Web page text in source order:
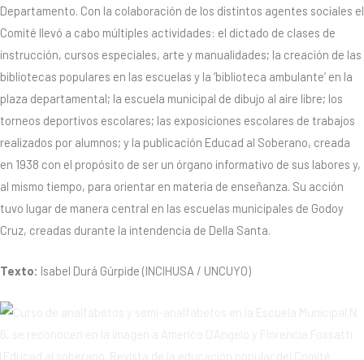
Departamento. Con la colaboración de los distintos agentes sociales el
Comité llevó a cabo múltiples actividades: el dictado de clases de
instrucción, cursos especiales, arte y manualidades; la creación de las
bibliotecas populares en las escuelas y la ‘biblioteca ambulante’ en la
plaza departamental; la escuela municipal de dibujo al aire libre; los
torneos deportivos escolares; las exposiciones escolares de trabajos
realizados por alumnos; y la publicación Educad al Soberano, creada
en 1938 con el propósito de ser un órgano informativo de sus labores y,
al mismo tiempo, para orientar en materia de enseñanza. Su acción
tuvo lugar de manera central en las escuelas municipales de Godoy
Cruz, creadas durante la intendencia de Della Santa.
Texto: Isabel Durá Gúrpide (INCIHUSA / UNCUYO)